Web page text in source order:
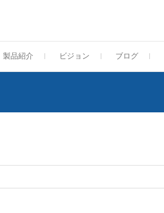
製品紹介 ビジョン ブログ